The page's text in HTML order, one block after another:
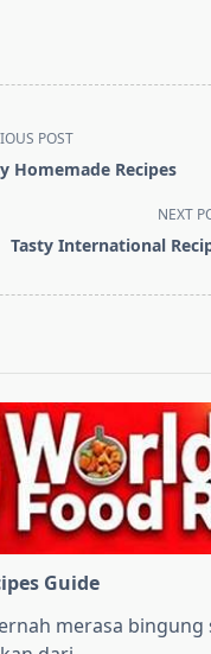
POST
Homemade Recipes
NEXT
Tasty International
Guide
merasa bingung